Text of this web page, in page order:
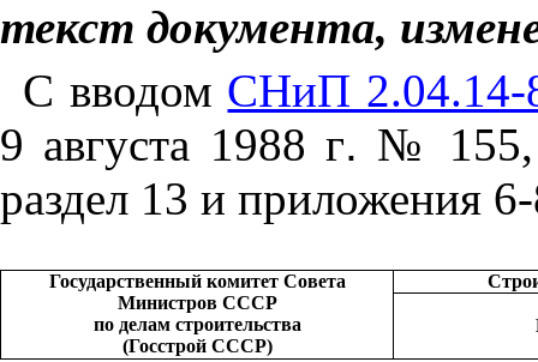
текст документа,
С вводом СНиП 2.04.14-
9 августа 1988 г. № 155,
раздел 13 и приложения
Государственный комитет Совета
Министров СССР
по делам строительства
(Госстрой СССР)